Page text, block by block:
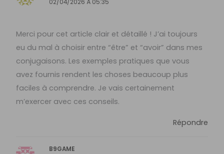
02/04/2026 À 05:35
Merci pour cet article clair et détaillé ! J’ai toujours
eu du mal à choisir entre “être” et “avoir” dans mes
conjugaisons. Les exemples pratiques que vous
avez fournis rendent les choses beaucoup plus
faciles à comprendre. Je vais certainement
m’exercer avec ces conseils.
Répondre
B9GAME